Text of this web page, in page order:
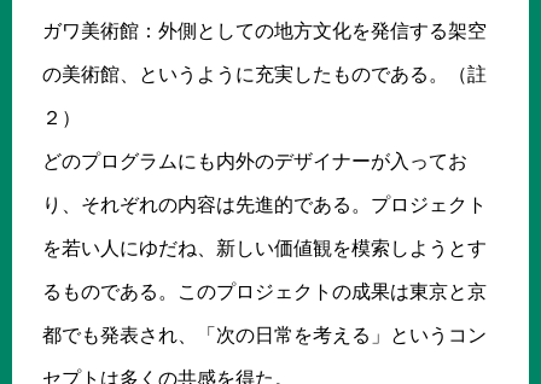
ガワ美術館：外側としての地方文化を発信する架空
の美術館、というように充実したものである。（註
２）
どのプログラムにも内外のデザイナーが入ってお
り、それぞれの内容は先進的である。プロジェクト
を若い人にゆだね、新しい価値観を模索しようとす
るものである。このプロジェクトの成果は東京と京
都でも発表され、「次の日常を考える」というコン
セプトは多くの共感を得た。